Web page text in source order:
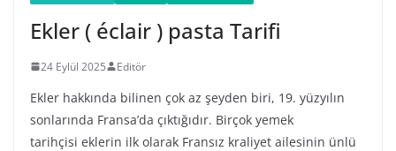
Ekler ( éclair ) pasta Tarifi
24 Eylül 2025 Editör
Ekler hakkında bilinen çok az şeyden biri, 19. yüzyılın
sonlarında Fransa’da çıktığıdır. Birçok yemek
tarihçisi eklerin ilk olarak Fransız kraliyet ailesinin ünlü